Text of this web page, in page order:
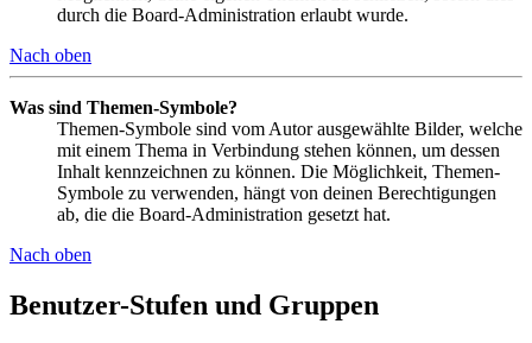
durch die Board-Administration erlaubt wurde.
Nach oben
Was sind Themen-Symbole?
Themen-Symbole sind vom Autor ausgewählte Bilder, welche
mit einem Thema in Verbindung stehen können, um dessen
Inhalt kennzeichnen zu können. Die Möglichkeit, Themen-
Symbole zu verwenden, hängt von deinen Berechtigungen
ab, die die Board-Administration gesetzt hat.
Nach oben
Benutzer-Stufen und Gruppen